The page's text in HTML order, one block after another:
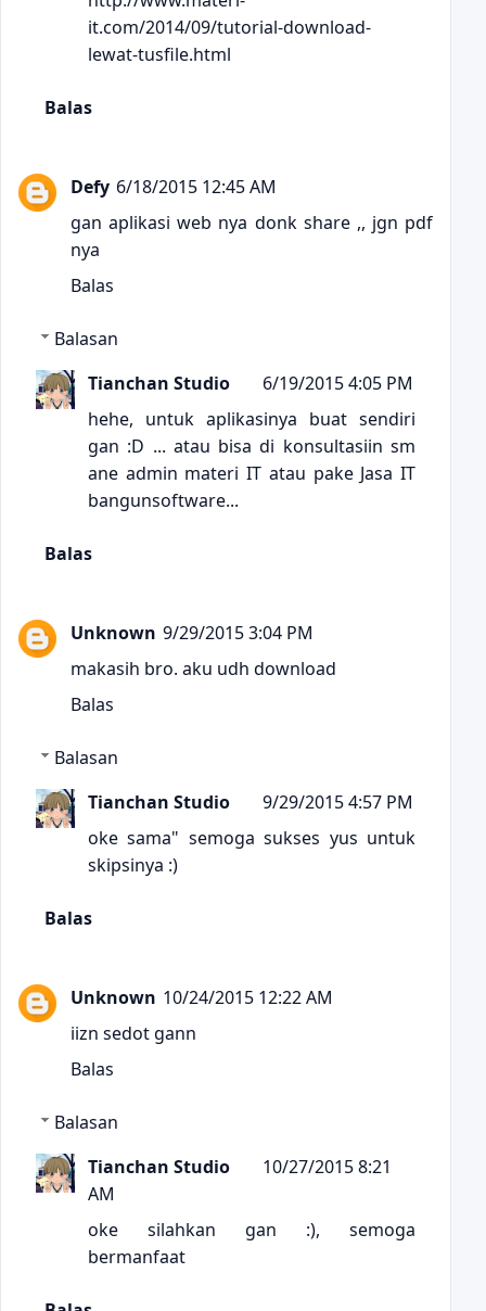
it.com/2014/09/tutorial-download-
lewat-tusfile.html
Balas
Defy 6/18/2015 12:45 AM
gan aplikasi web nya donk share ,, jgn pdf
nya
Balas
Balasan
Tianchan Studio
6/19/2015 4:05 PM
hehe, untuk aplikasinya buat sendiri
gan :D ... atau bisa di konsultasiin sm
ane admin materi IT atau pake Jasa IT
bangunsoftware...
Balas
Unknown 9/29/2015 3:04 PM
makasih bro. aku udh download
Balas
Balasan
Tianchan Studio
9/29/2015 4:57 PM
oke sama" semoga sukses yus untuk
skipsinya :)
Balas
Unknown 10/24/2015 12:22 AM
iizn sedot gann
Balas
Balasan
Tianchan Studio
10/27/2015 8:21
AM
oke silahkan gan :), semoga
bermanfaat